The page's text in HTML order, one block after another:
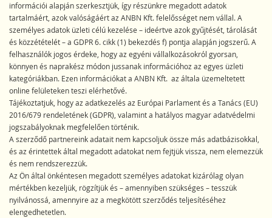
információi alapján szerkesztjük, így részünkre megadott adatok
tartalmáért, azok valóságáért az ANBN Kft. felelősséget nem vállal. A
személyes adatok üzleti célú kezelése – ideértve azok gyűjtését, tárolását
és közzétételét – a GDPR 6. cikk (1) bekezdés f) pontja alapján jogszerű. A
felhasználók jogos érdeke, hogy az egyéni vállalkozásokról gyorsan,
könnyen és naprakész módon jussanak információhoz az egyes üzleti
kategóriákban. Ezen információkat a ANBN Kft. az általa üzemeltetett
online felületeken teszi elérhetővé.
Tájékoztatjuk, hogy az adatkezelés az Európai Parlament és a Tanács (EU)
2016/679 rendeletének (GDPR), valamint a hatályos magyar adatvédelmi
jogszabályoknak megfelelően történik.
A szerződő partnereink adatait nem kapcsoljuk össze más adatbázisokkal,
és az érintettek által megadott adatokat nem fejtjük vissza, nem elemezzük
és nem rendszerezzük.
Az Ön által önkéntesen megadott személyes adatokat kizárólag olyan
mértékben kezeljük, rögzítjük és – amennyiben szükséges – tesszük
nyilvánossá, amennyire az a megkötött szerződés teljesítéséhez
elengedhetetlen.